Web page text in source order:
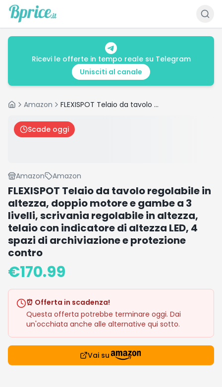
Ricevi le offerte in tempo reale su Telegram
Unisciti al canale
HomeAmazon FLEXISPOT Telaio da tavolo regolabile in altezza, doppio motore e gambe a 3 livelli, scrivania regolabile in altezza, telaio con indicatore di altezza LED, 4 spazi di archiviazione e protezione contro
Scade oggi
Amazon Amazon
FLEXISPOT Telaio da tavolo regolabile in
altezza, doppio motore e gambe a 3
livelli, scrivania regolabile in altezza,
telaio con indicatore di altezza LED, 4
spazi di archiviazione e protezione
contro
€170.99
⏰ Offerta in scadenza!
Questa offerta potrebbe terminare oggi. Dai
un'occhiata anche alle alternative qui sotto.
Vai su